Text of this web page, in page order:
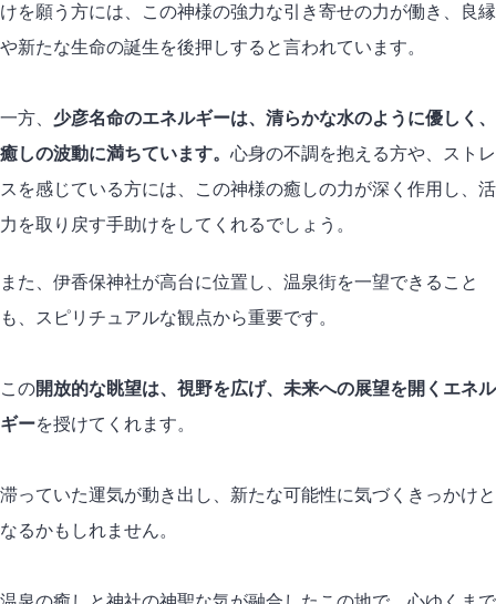
けを願う方には、この神様の強力な引き寄せの力が働き、良縁
や新たな生命の誕生を後押しすると言われています。
一方、 少彦名命のエネルギーは、清らかな水のように優しく、
癒しの波動に満ちています。 心身の不調を抱える方や、ストレ
スを感じている方には、この神様の癒しの力が深く作用し、活
力を取り戻す手助けをしてくれるでしょう。
また、伊香保神社が高台に位置し、温泉街を一望できること
も、スピリチュアルな観点から重要です。
この開放的な眺望は、視野を広げ、未来への展望を開くエネル
ギーを授けてくれます。
滞っていた運気が動き出し、新たな可能性に気づくきっかけと
なるかもしれません。